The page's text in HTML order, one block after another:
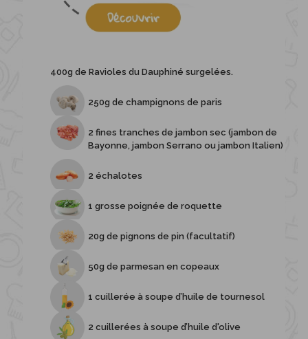
400g de Ravioles du Dauphiné surgelées.
250g de champignons de paris
2 fines tranches de jambon sec (jambon de
Bayonne, jambon Serrano ou jambon Italien)
2 échalotes
1 grosse poignée de roquette
20g de pignons de pin (facultatif)
50g de parmesan en copeaux
1 cuillerée à soupe d’huile de tournesol
2 cuillerées à soupe d’huile d'olive